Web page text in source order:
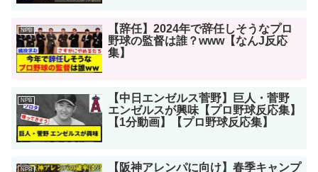
NPB
【辞任】2024年で辞任しそうなプロ
野球の監督は誰？www【なんJ反応
集】
NPB
【中日エンゼルス菅野】巨人・菅野
エンゼルスが興味【プロ野球反応集】
【1分動画】【プロ野球反応集】
NPB 【阪神アレンパに向け】春季キャンプ